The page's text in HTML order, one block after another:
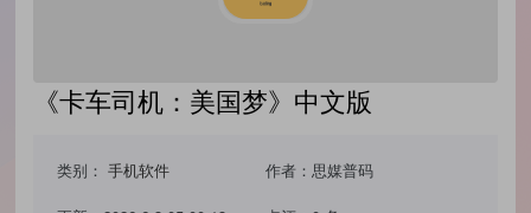
《卡车司机：美国梦》中文版
类别：手机软件 作者：思媒普码